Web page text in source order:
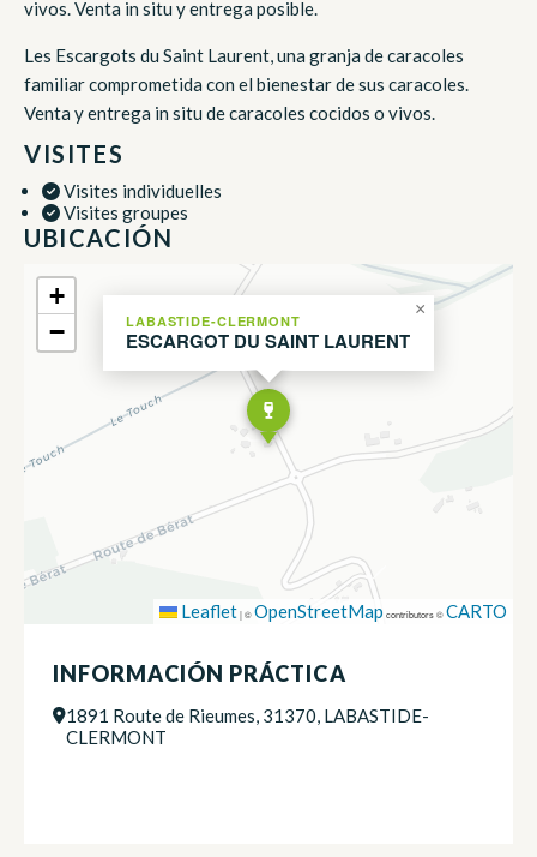
vivos. Venta in situ y entrega posible.
Les Escargots du Saint Laurent, una granja de caracoles
familiar comprometida con el bienestar de sus caracoles.
Venta y entrega in situ de caracoles cocidos o vivos.
VISITES
Visites individuelles
Visites groupes
UBICACIÓN
LABASTIDE-CLERMONT
ESCARGOT DU SAINT LAURENT
×
+
−
Leaflet|©OpenStreetMap contributors ©CARTO
INFORMACIÓN PRÁCTICA
1891 Route de Rieumes, 31370, LABASTIDE-
CLERMONT